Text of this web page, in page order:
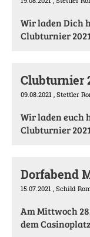
Wir laden Dich
Clubturnier
Clubturnier
09.08.2021 , Stettler
Wir laden euch
Clubturnier
Dorfabend
15.07.2021 , Schild
Am Mittwoch
dem